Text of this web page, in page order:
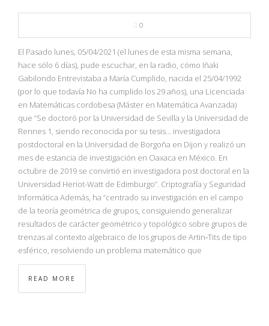
0
El Pasado lunes, 05/04/2021 (el lunes de esta misma semana,
hace sólo 6 días), pude escuchar, en la radio, cómo Iñaki
Gabilondo Entrevistaba a María Cumplido, nacida el 25/04/1992
(por lo que todavía No ha cumplido los 29 años), una Licenciada
en Matemáticas cordobesa (Máster en Matemática Avanzada)
que “Se doctoró por la Universidad de Sevilla y la Universidad de
Rennes 1, siendo reconocida por su tesis… investigadora
postdoctoral en la Universidad de Borgoña en Dijon y realizó un
mes de estancia de investigación en Oaxaca en México. En
octubre de 2019 se convirtió en investigadora post doctoral en la
Universidad Heriot-Watt de Edimburgo”. Criptografía y Seguridad
Informática Además, ha “centrado su investigación en el campo
de la teoría geométrica de grupos, consiguiendo generalizar
resultados de carácter geométrico y topológico sobre grupos de
trenzas al contexto algebraico de los grupos de Artin‐Tits de tipo
esférico, resolviendo un problema matemático que
READ MORE